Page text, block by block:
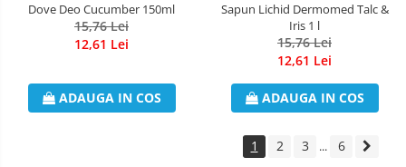
Dove Deo Cucumber 150ml
15,76 Lei
12,61 Lei
ADAUGA IN COS
Sapun Lichid Dermomed Talc &
Iris 1 l
15,76 Lei
12,61 Lei
ADAUGA IN COS
1 2 3 ... 6